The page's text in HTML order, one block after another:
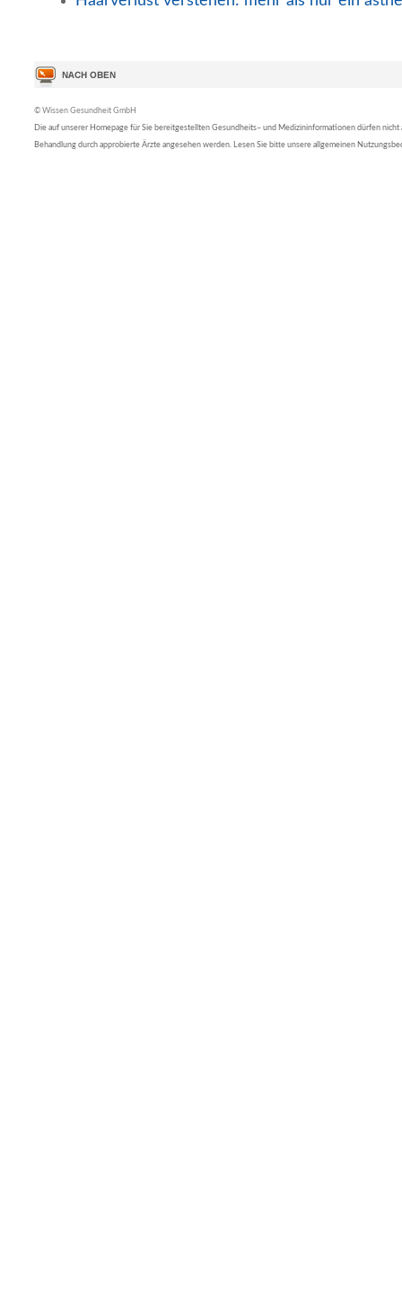
© Wissen Gesundheit GmbH
Die auf unserer Homepage für Sie bereitgestellten Gesundheits– und Medizininformationen dürfen nicht
Behandlung durch approbierte Ärzte angesehen werden. Lesen Sie bitte unsere allgemeinen